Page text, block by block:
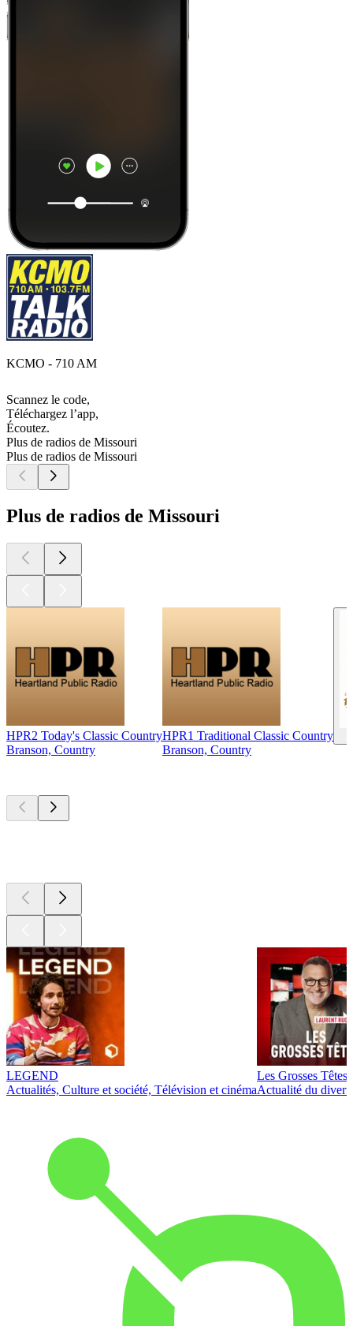
KCMO - 710 AM
Scannez le code,
Téléchargez l’app,
Écoutez.
Plus de radios de Missouri
Plus de radios de Missouri
Plus de radios de Missouri
HPR2 Today's Classic Country
Branson, Country
HPR1 Traditional Classic Country
Branson, Country
LEGEND
Actualités, Culture et société, Télévision et cinéma
Les Grosses Têtes
Actualité du